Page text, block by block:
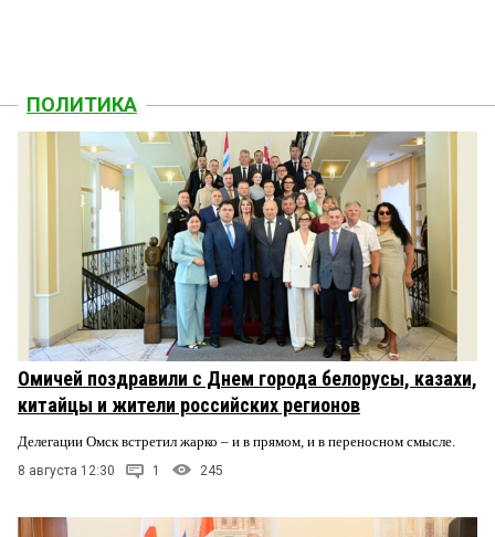
ПОЛИТИКА
Омичей поздравили с Днем города белорусы, казахи,
китайцы и жители российских регионов
Делегации Омск встретил жарко – и в прямом, и в переносном смысле.
8 августа 12:30 1 245